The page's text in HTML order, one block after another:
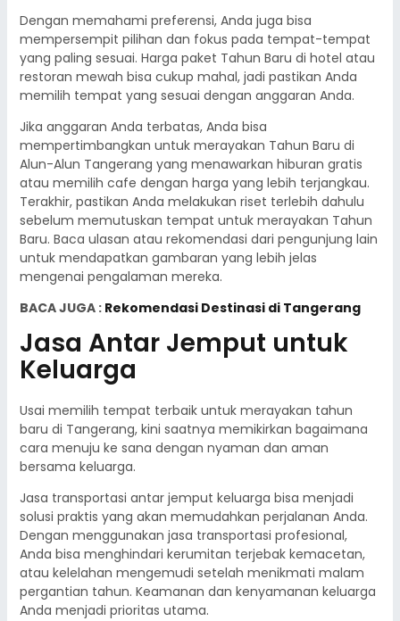
Dengan memahami preferensi, Anda juga bisa
mempersempit pilihan dan fokus pada tempat-tempat
yang paling sesuai. Harga paket Tahun Baru di hotel atau
restoran mewah bisa cukup mahal, jadi pastikan Anda
memilih tempat yang sesuai dengan anggaran Anda.
Jika anggaran Anda terbatas, Anda bisa
mempertimbangkan untuk merayakan Tahun Baru di
Alun-Alun Tangerang yang menawarkan hiburan gratis
atau memilih cafe dengan harga yang lebih terjangkau.
Terakhir, pastikan Anda melakukan riset terlebih dahulu
sebelum memutuskan tempat untuk merayakan Tahun
Baru. Baca ulasan atau rekomendasi dari pengunjung lain
untuk mendapatkan gambaran yang lebih jelas
mengenai pengalaman mereka.
BACA JUGA : Rekomendasi Destinasi di Tangerang
Jasa Antar Jemput untuk
Keluarga
Usai memilih tempat terbaik untuk merayakan tahun
baru di Tangerang, kini saatnya memikirkan bagaimana
cara menuju ke sana dengan nyaman dan aman
bersama keluarga.
Jasa transportasi antar jemput keluarga bisa menjadi
solusi praktis yang akan memudahkan perjalanan Anda.
Dengan menggunakan jasa transportasi profesional,
Anda bisa menghindari kerumitan terjebak kemacetan,
atau kelelahan mengemudi setelah menikmati malam
pergantian tahun. Keamanan dan kenyamanan keluarga
Anda menjadi prioritas utama.